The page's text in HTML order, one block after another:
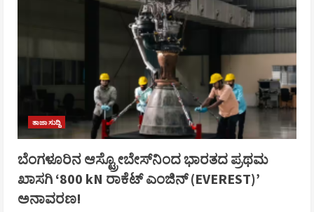
ತಾಜಾ ಸುದ್ದಿ
ಬೆಂಗಳೂರಿನ ಆಸ್ಟ್ರೋಬೇಸ್‌ನಿಂದ ಭಾರತದ ಪ್ರಥಮ
ಖಾಸಗಿ ‘800 kN ರಾಕೆಟ್ ಎಂಜಿನ್ (EVEREST)’
ಅನಾವರಣ!